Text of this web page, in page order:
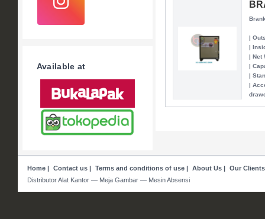
Available at
|
|
| Net
|
|
|
Home| Contact us| Terms and conditions of use| About Us| Our Clients
Distributor Alat Kantor — Meja Gambar — Mesin Absensi